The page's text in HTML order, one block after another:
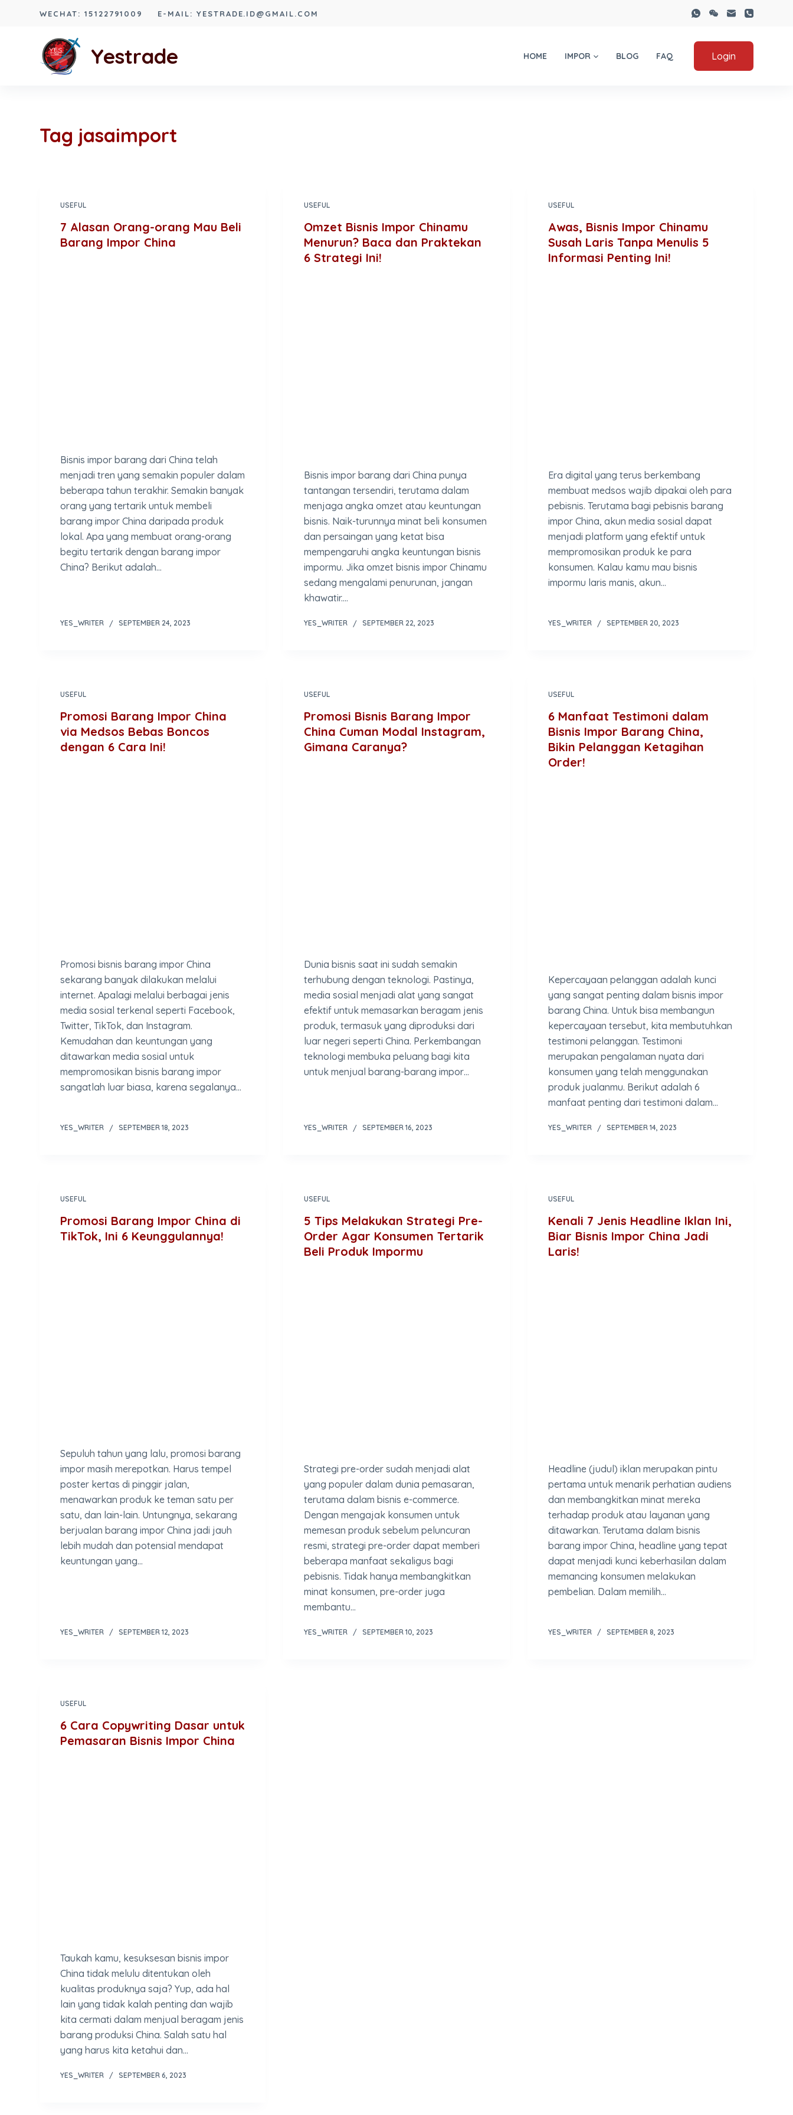
WECHAT: 15122791009 E-MAIL: YESTRADE.ID@GMAIL.COM
Yestrade HOME IMPOR BLOG FAQ Login
Tag jasaimport
USEFUL
7 Alasan Orang-orang Mau Beli
Barang Impor China
Bisnis impor barang dari China telah
menjadi tren yang semakin populer dalam
beberapa tahun terakhir. Semakin banyak
orang yang tertarik untuk membeli
barang impor China daripada produk
lokal. Apa yang membuat orang-orang
begitu tertarik dengan barang impor
China? Berikut adalah…
YES_WRITER SEPTEMBER 24, 2023
USEFUL
Omzet Bisnis Impor Chinamu
Menurun? Baca dan Praktekan
6 Strategi Ini!
Bisnis impor barang dari China punya
tantangan tersendiri, terutama dalam
menjaga angka omzet atau keuntungan
bisnis. Naik-turunnya minat beli konsumen
dan persaingan yang ketat bisa
mempengaruhi angka keuntungan bisnis
impormu. Jika omzet bisnis impor Chinamu
sedang mengalami penurunan, jangan
khawatir.…
YES_WRITER SEPTEMBER 22, 2023
USEFUL
Awas, Bisnis Impor Chinamu
Susah Laris Tanpa Menulis 5
Informasi Penting Ini!
Era digital yang terus berkembang
membuat medsos wajib dipakai oleh para
pebisnis. Terutama bagi pebisnis barang
impor China, akun media sosial dapat
menjadi platform yang efektif untuk
mempromosikan produk ke para
konsumen. Kalau kamu mau bisnis
impormu laris manis, akun…
YES_WRITER SEPTEMBER 20, 2023
USEFUL
Promosi Barang Impor China
via Medsos Bebas Boncos
dengan 6 Cara Ini!
Promosi bisnis barang impor China
sekarang banyak dilakukan melalui
internet. Apalagi melalui berbagai jenis
media sosial terkenal seperti Facebook,
Twitter, TikTok, dan Instagram.
Kemudahan dan keuntungan yang
ditawarkan media sosial untuk
mempromosikan bisnis barang impor
sangatlah luar biasa, karena segalanya…
YES_WRITER SEPTEMBER 18, 2023
USEFUL
Promosi Bisnis Barang Impor
China Cuman Modal Instagram,
Gimana Caranya?
Dunia bisnis saat ini sudah semakin
terhubung dengan teknologi. Pastinya,
media sosial menjadi alat yang sangat
efektif untuk memasarkan beragam jenis
produk, termasuk yang diproduksi dari
luar negeri seperti China. Perkembangan
teknologi membuka peluang bagi kita
untuk menjual barang-barang impor…
YES_WRITER SEPTEMBER 16, 2023
USEFUL
6 Manfaat Testimoni dalam
Bisnis Impor Barang China,
Bikin Pelanggan Ketagihan
Order!
Kepercayaan pelanggan adalah kunci
yang sangat penting dalam bisnis impor
barang China. Untuk bisa membangun
kepercayaan tersebut, kita membutuhkan
testimoni pelanggan. Testimoni
merupakan pengalaman nyata dari
konsumen yang telah menggunakan
produk jualanmu. Berikut adalah 6
manfaat penting dari testimoni dalam…
YES_WRITER SEPTEMBER 14, 2023
USEFUL
Promosi Barang Impor China di
TikTok, Ini 6 Keunggulannya!
Sepuluh tahun yang lalu, promosi barang
impor masih merepotkan. Harus tempel
poster kertas di pinggir jalan,
menawarkan produk ke teman satu per
satu, dan lain-lain. Untungnya, sekarang
berjualan barang impor China jadi jauh
lebih mudah dan potensial mendapat
keuntungan yang…
YES_WRITER SEPTEMBER 12, 2023
USEFUL
5 Tips Melakukan Strategi Pre-
Order Agar Konsumen Tertarik
Beli Produk Impormu
Strategi pre-order sudah menjadi alat
yang populer dalam dunia pemasaran,
terutama dalam bisnis e-commerce.
Dengan mengajak konsumen untuk
memesan produk sebelum peluncuran
resmi, strategi pre-order dapat memberi
beberapa manfaat sekaligus bagi
pebisnis. Tidak hanya membangkitkan
minat konsumen, pre-order juga
membantu…
YES_WRITER SEPTEMBER 10, 2023
USEFUL
Kenali 7 Jenis Headline Iklan Ini,
Biar Bisnis Impor China Jadi
Laris!
Headline (judul) iklan merupakan pintu
pertama untuk menarik perhatian audiens
dan membangkitkan minat mereka
terhadap produk atau layanan yang
ditawarkan. Terutama dalam bisnis
barang impor China, headline yang tepat
dapat menjadi kunci keberhasilan dalam
memancing konsumen melakukan
pembelian. Dalam memilih…
YES_WRITER SEPTEMBER 8, 2023
USEFUL
6 Cara Copywriting Dasar untuk
Pemasaran Bisnis Impor China
Taukah kamu, kesuksesan bisnis impor
China tidak melulu ditentukan oleh
kualitas produknya saja? Yup, ada hal
lain yang tidak kalah penting dan wajib
kita cermati dalam menjual beragam jenis
barang produksi China. Salah satu hal
yang harus kita ketahui dan…
YES_WRITER SEPTEMBER 6, 2023